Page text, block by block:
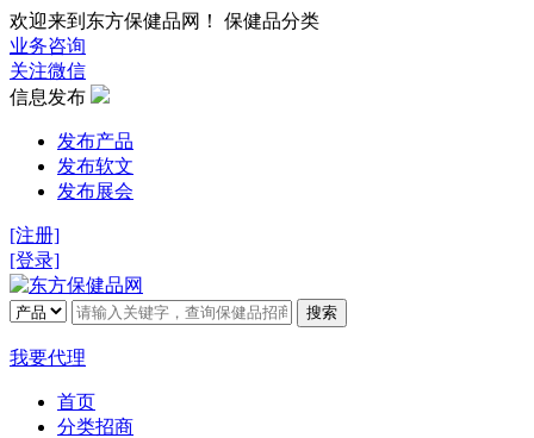
欢迎来到东方保健品网！ 保健品分类
业务咨询
关注微信
信息发布
发布产品
发布软文
发布展会
[注册]
[登录]
搜索
我要代理
首页
分类招商